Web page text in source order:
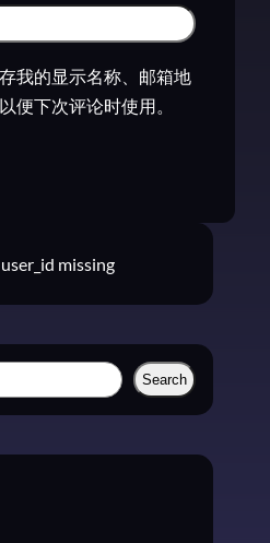
我的显示名称、邮箱地
便下次评论时使用。
missing
Search